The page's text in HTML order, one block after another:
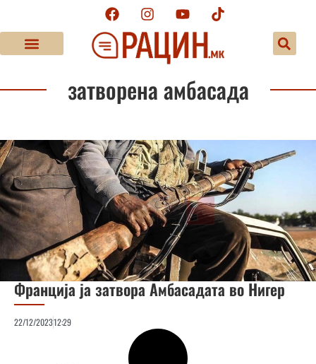
затворена амбасада
Франција ја затвора Амбасадата во Нигер
22/12/202312:29